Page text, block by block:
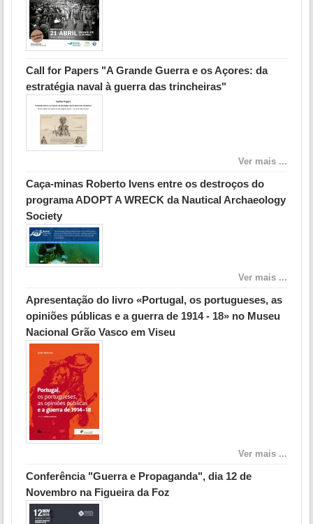
Call for Papers "A Grande Guerra e os Açores: da
estratégia naval à guerra das trincheiras"
Ver mais ...
Caça-minas Roberto Ivens entre os destroços do
programa ADOPT A WRECK da Nautical Archaeology
Society
Ver mais ...
Apresentação do livro «Portugal, os portugueses, as
opiniões públicas e a guerra de 1914 - 18» no Museu
Nacional Grão Vasco em Viseu
Ver mais ...
Conferência "Guerra e Propaganda", dia 12 de
Novembro na Figueira da Foz